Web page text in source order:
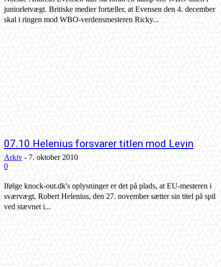
juniorletvægt. Britiske medier fortæller, at Evensen den 4. december
skal i ringen mod WBO-verdensmesteren Ricky...
07.10 Helenius forsvarer titlen mod Levin
Arkiv - 7. oktober 2010
0
Ifølge knock-out.dk's oplysninger er det på plads, at EU-mesteren i
sværvægt, Robert Helenius, den 27. november sætter sin titel på spil
ved stævnet i...